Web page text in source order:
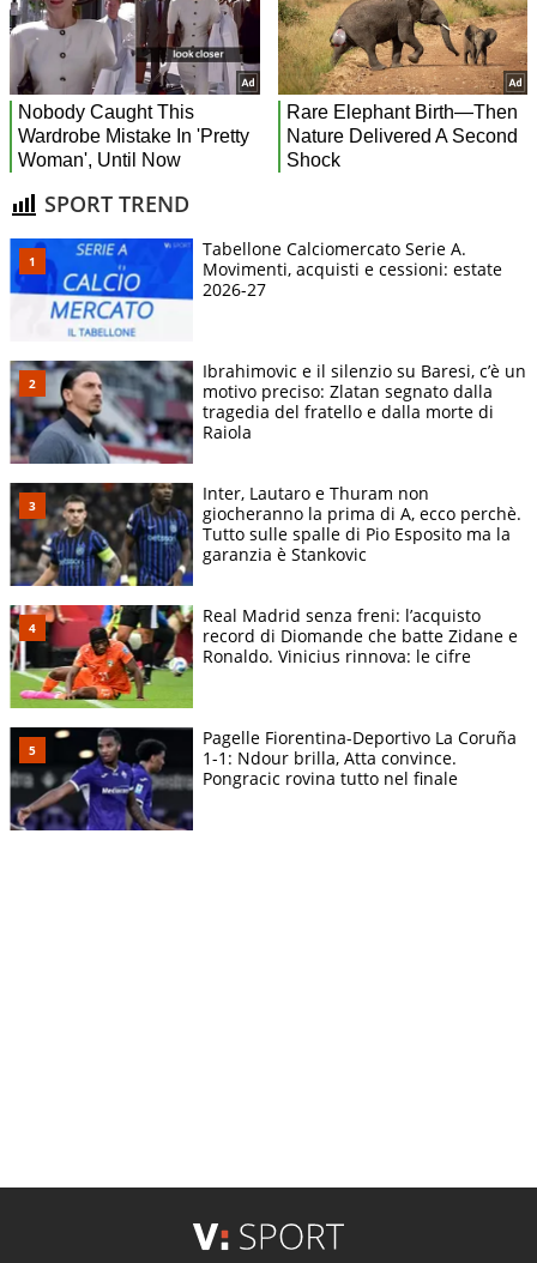
SPORT TREND
Tabellone Calciomercato Serie A.
Movimenti, acquisti e cessioni: estate
2026-27
Ibrahimovic e il silenzio su Baresi, c’è un
motivo preciso: Zlatan segnato dalla
tragedia del fratello e dalla morte di
Raiola
Inter, Lautaro e Thuram non
giocheranno la prima di A, ecco perchè.
Tutto sulle spalle di Pio Esposito ma la
garanzia è Stankovic
Real Madrid senza freni: l’acquisto
record di Diomande che batte Zidane e
Ronaldo. Vinicius rinnova: le cifre
Pagelle Fiorentina-Deportivo La Coruña
1-1: Ndour brilla, Atta convince.
Pongracic rovina tutto nel finale